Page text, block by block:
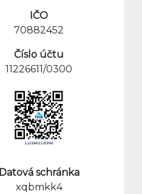
IČO
70882452
Číslo účtu
11226611/0300
Datová schránka
xqbmkk4